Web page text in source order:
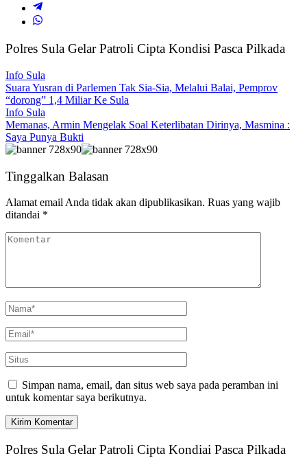
Polres Sula Gelar Patroli Cipta Kondisi Pasca Pilkada
Info Sula
Suara Yusran di Parlemen Tak Sia-Sia, Melalui Balai, Pemprov
“dorong” 1,4 Miliar Ke Sula
Info Sula
Memanas, Armin Mengelak Soal Keterlibatan Dirinya, Masmina :
Saya Punya Bukti
Tinggalkan Balasan
Alamat email Anda tidak akan dipublikasikan. Ruas yang wajib
ditandai *
Simpan nama, email, dan situs web saya pada peramban ini
untuk komentar saya berikutnya.
Polres Sula Gelar Patroli Cipta Kondiai Pasca Pilkada